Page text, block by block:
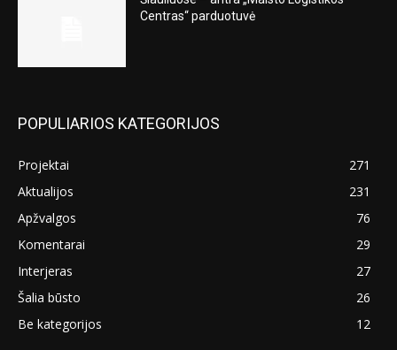
Centras“ parduotuvė
POPULIARIOS KATEGORIJOS
Projektai
271
Aktualijos
231
Apžvalgos
76
Komentarai
29
Interjeras
27
Šalia būsto
26
Be kategorijos
12